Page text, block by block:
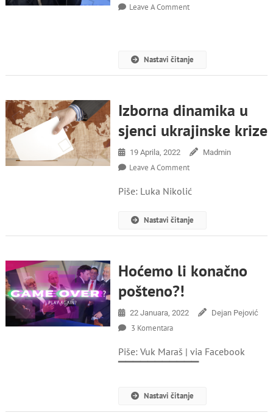
Leave A CommentOn
U
Australiji
Nastavi čitanje
Izborna dinamika u
sjenci ukrajinske krize
19 Aprila, 2022 Madmin
Leave A CommentOn
Dinamika
Sjenci
Ukrajinske
Krize
Piše: Luka Nikolić
Nastavi čitanje
Hoćemo li konačno
pošteno?!
22 Januara, 2022 Dejan Pejović
3 KomentaraZa
Li
Konačno
Piše: Vuk Maraš | via Facebook
Nastavi čitanje